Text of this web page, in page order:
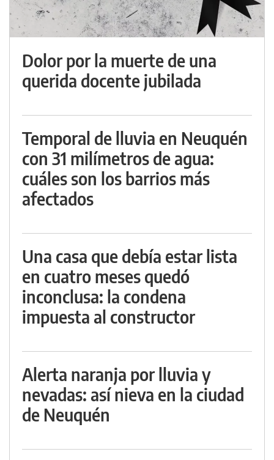
Dolor por la muerte de una
querida docente jubilada
Temporal de lluvia en Neuquén
con 31 milímetros de agua:
cuáles son los barrios más
afectados
Una casa que debía estar lista
en cuatro meses quedó
inconclusa: la condena
impuesta al constructor
Alerta naranja por lluvia y
nevadas: así nieva en la ciudad
de Neuquén